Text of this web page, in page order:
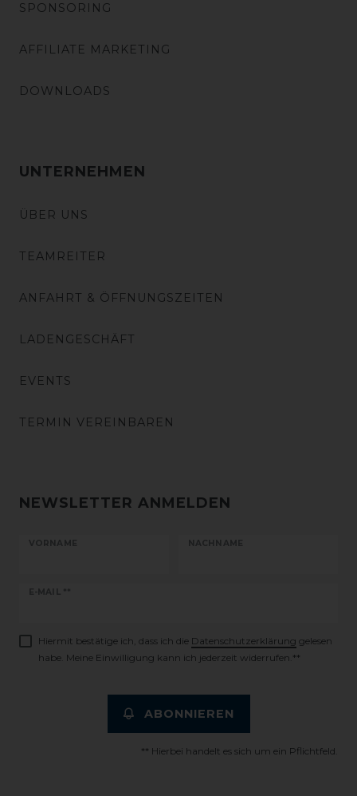
SPONSORING
AFFILIATE MARKETING
DOWNLOADS
UNTERNEHMEN
ÜBER UNS
TEAMREITER
ANFAHRT & ÖFFNUNGSZEITEN
LADENGESCHÄFT
EVENTS
TERMIN VEREINBAREN
NEWSLETTER ANMELDEN
VORNAME NACHNAME
E-MAIL **
Newsletter
Hiermit bestätige ich, dass ich die Daten­schutz­erklärung gelesen
habe. Meine Einwilligung kann ich jederzeit widerrufen.**
ABONNIEREN
** Hierbei handelt es sich um ein Pflichtfeld.